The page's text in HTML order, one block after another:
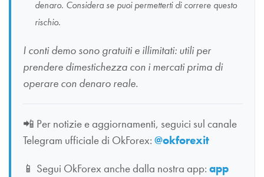
denaro. Considera se puoi permetterti di correre questo
rischio.
I conti demo sono gratuiti e illimitati: utili per
prendere dimestichezza con i mercati prima di
operare con denaro reale.
📲 Per notizie e aggiornamenti, seguici sul canale
Telegram ufficiale di OkForex: @okforexit
📱 Segui OkForex anche dalla nostra app: app